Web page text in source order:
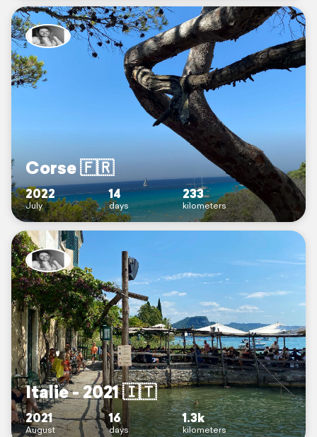
Corse 🇫🇷
2022
July
14
days
233
kilometers
Italie - 2021 🇮🇹
2021
August
16
days
1.3k
kilometers